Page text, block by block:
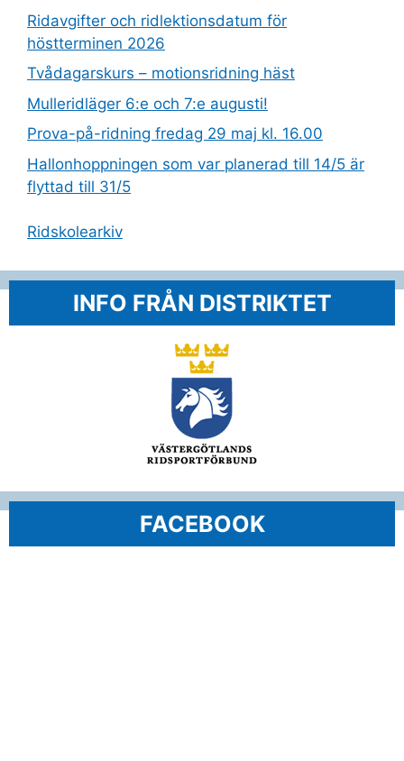
Ridavgifter och ridlektionsdatum för
höstterminen 2026
Tvådagarskurs – motionsridning häst
Mulleridläger 6:e och 7:e augusti!
Prova-på-ridning fredag 29 maj kl. 16.00
Hallonhoppningen som var planerad till 14/5 är
flyttad till 31/5
Ridskolearkiv
INFO FRÅN DISTRIKTET
FACEBOOK